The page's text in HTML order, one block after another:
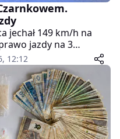
jechał 149 km/h na
jazdy na 3
12:12